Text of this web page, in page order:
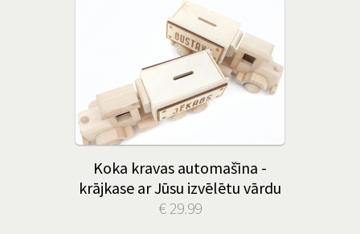
Koka kravas automašīna -
krājkase ar Jūsu izvēlētu vārdu
€ 29.99